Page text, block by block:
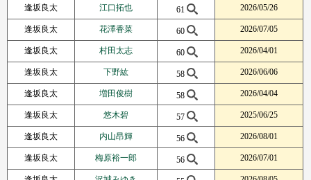
逢坂良太 江口拓也 61 2026/05/26
逢坂良太 花澤香菜 60 2026/07/05
逢坂良太 村田太志 60 2026/04/01
逢坂良太 下野紘 58 2026/06/06
逢坂良太 増田俊樹 58 2026/04/04
逢坂良太 悠木碧 57 2025/06/25
逢坂良太 内山昂輝 56 2026/08/01
逢坂良太 梅原裕一郎 56 2026/07/01